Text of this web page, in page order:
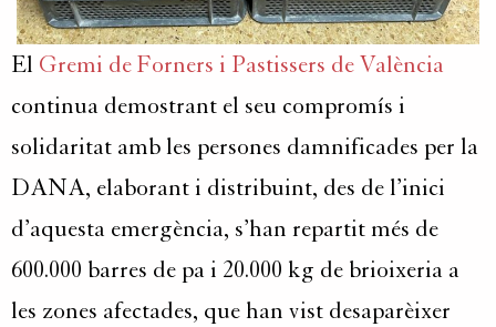
El Gremi de Forners i Pastissers de València
continua demostrant el seu compromís i
solidaritat amb les persones damnificades per la
DANA, elaborant i distribuint, des de l’inici
d’aquesta emergència, s’han repartit més de
600.000 barres de pa i 20.000 kg de brioixeria a
les zones afectades, que han vist desaparèixer